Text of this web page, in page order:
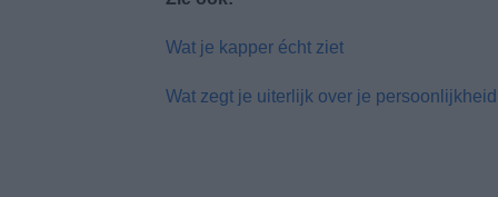
Wat je kapper écht ziet
Wat zegt je uiterlijk over je